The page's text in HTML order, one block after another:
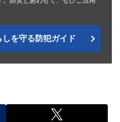
を守る防犯ガイド